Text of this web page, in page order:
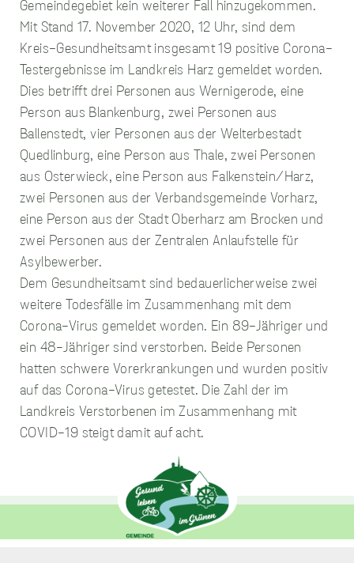
Gemeindegebiet kein weiterer Fall hinzugekommen.
Mit Stand 17. November 2020, 12 Uhr, sind dem
Kreis-Gesundheitsamt insgesamt 19 positive Corona-
Testergebnisse im Landkreis Harz gemeldet worden.
Dies betrifft drei Personen aus Wernigerode, eine
Person aus Blankenburg, zwei Personen aus
Ballenstedt, vier Personen aus der Welterbestadt
Quedlinburg, eine Person aus Thale, zwei Personen
aus Osterwieck, eine Person aus Falkenstein/Harz,
zwei Personen aus der Verbandsgemeinde Vorharz,
eine Person aus der Stadt Oberharz am Brocken und
zwei Personen aus der Zentralen Anlaufstelle für
Asylbewerber.
Dem Gesundheitsamt sind bedauerlicherweise zwei
weitere Todesfälle im Zusammenhang mit dem
Corona-Virus gemeldet worden. Ein 89-Jähriger und
ein 48-Jähriger sind verstorben. Beide Personen
hatten schwere Vorerkrankungen und wurden positiv
auf das Corona-Virus getestet. Die Zahl der im
Landkreis Verstorbenen im Zusammenhang mit
COVID-19 steigt damit auf acht.
grundlegende
und sichere
Funktionen
zur Verfügung
stellen können.
Sie werden nicht
eingesetzt, um
Informationen
über Sie für
wie Marketing
oder Analysen zu
sammeln.
Cookies
verwendet, um
Informationen über
die Leistung unserer
Website, Ihren Besuch
sowie Ihre Nutzung
unserer Website zu
Anzahl der Besucher,
Besuchern beliebt
sind. Diese Cookies
sammeln keine
Informationen, die